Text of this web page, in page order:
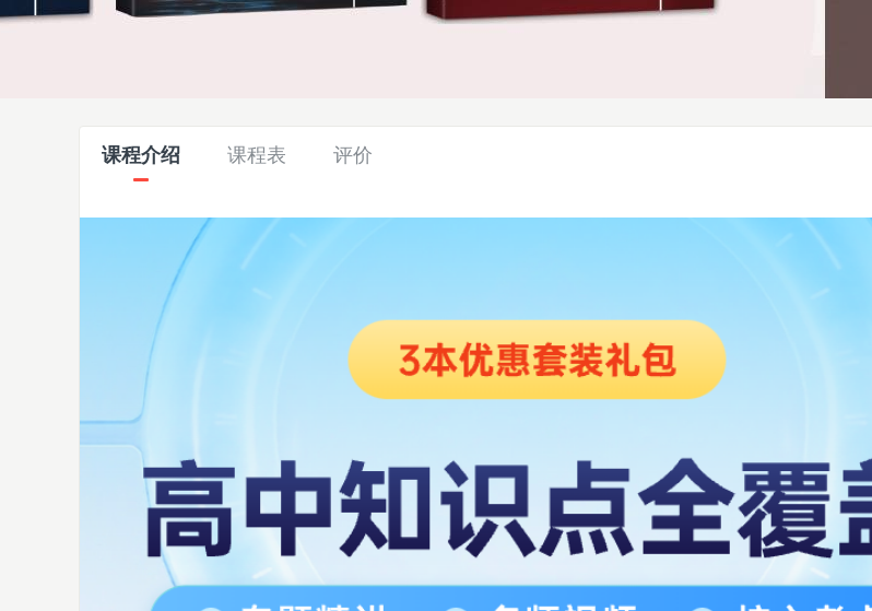
课程介绍 课程表 评价